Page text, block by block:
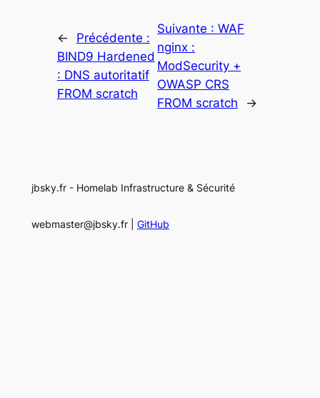
←
Précédente :
BIND9 Hardened
: DNS autoritatif
FROM scratch
Suivante :WAF
nginx :
ModSecurity +
OWASP CRS
FROM scratch
→
jbsky.fr - Homelab Infrastructure & Sécurité
webmaster@jbsky.fr | GitHub